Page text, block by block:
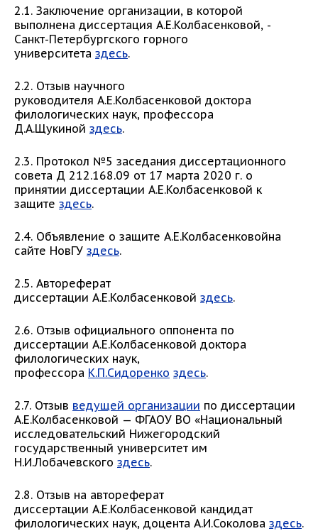
2.1. Заключение организации, в которой
выполнена диссертация А.Е.Колбасенковой, -
Санкт-Петербургского горного
университета здесь.
2.2. Отзыв научного
руководителя А.Е.Колбасенковой доктора
филологических наук, профессора
Д.А.Щукиной здесь.
2.3. Протокол №5 заседания диссертационного
совета Д 212.168.09 от 17 марта 2020 г. о
принятии диссертации А.Е.Колбасенковой к
защите здесь.
2.4. Объявление о защите А.Е.Колбасенковойна
сайте НовГУ здесь.
2.5. Автореферат
диссертации А.Е.Колбасенковой здесь.
2.6. Отзыв официального оппонента по
диссертации А.Е.Колбасенковой доктора
филологических наук,
профессора К.П.Сидоренко здесь.
2.7. Отзыв ведущей организации по диссертации
А.Е.Колбасенковой — ФГАОУ ВО «Национальный
исследовательский Нижегородский
государственный университет им
Н.И.Лобачевского здесь.
2.8. Отзыв на автореферат
диссертации А.Е.Колбасенковой кандидат
филологических наук, доцента А.И.Соколова здесь.